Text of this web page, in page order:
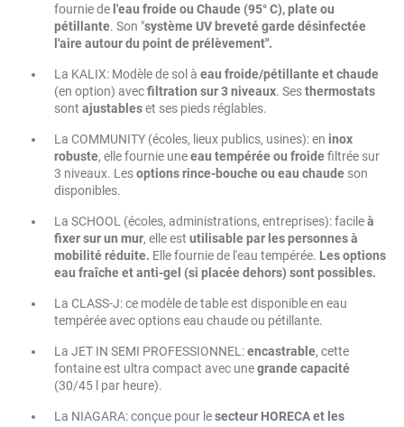
fournie de l'eau froide ou Chaude (95° C), plate ou
pétillante. Son "système UV breveté garde désinfectée
l'aire autour du point de prélèvement".
La KALIX: Modèle de sol à eau froide/pétillante et chaude
(en option) avecfiltration sur 3 niveaux. Sesthermostats
sont ajustableset ses pieds réglables.
La COMMUNITY (écoles, lieux publics, usines): en inox
robuste, elle fournie uneeau tempérée ou froidefiltrée sur
3 niveaux. Lesoptions rince-bouche ou eau chaude son
disponibles.
La SCHOOL (écoles, administrations, entreprises): facileà
fixer sur un mur, elle est utilisable par les personnes à
mobilité réduite. Elle fournie de l'eau tempérée. Les options
eau fraîche et anti-gel (si placée dehors) sont possibles.
La CLASS-J: ce modèle de table est disponible en eau
tempérée avec options eau chaude ou pétillante.
La JET IN SEMI PROFESSIONNEL:encastrable, cette
fontaine est ultra compact avec unegrande capacité
(30/45 l par heure).
La NIAGARA: conçue pour lesecteur HORECA et les